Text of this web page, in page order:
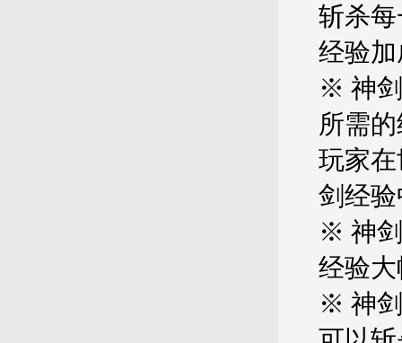
斩杀
经验
※ 神
所需
玩家
剑经
※ 神
经验
※ 神